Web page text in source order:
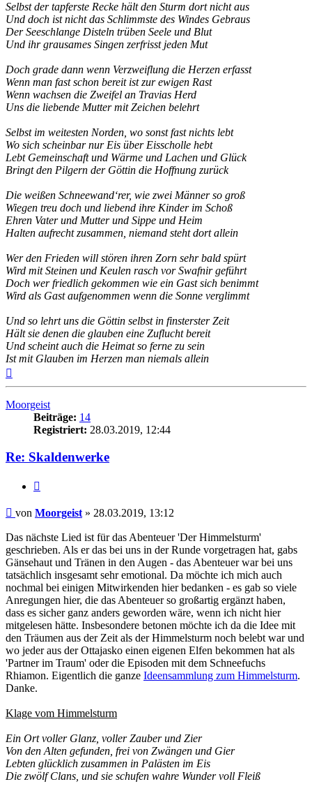
Selbst der tapferste Recke hält den Sturm dort nicht aus
Und doch ist nicht das Schlimmste des Windes Gebraus
Der Seeschlange Disteln trüben Seele und Blut
Und ihr grausames Singen zerfrisst jeden Mut
Doch grade dann wenn Verzweiflung die Herzen erfasst
Wenn man fast schon bereit ist zur ewigen Rast
Wenn wachsen die Zweifel an Travias Herd
Uns die liebende Mutter mit Zeichen belehrt
Selbst im weitesten Norden, wo sonst fast nichts lebt
Wo sich scheinbar nur Eis über Eisscholle hebt
Lebt Gemeinschaft und Wärme und Lachen und Glück
Bringt den Pilgern der Göttin die Hoffnung zurück
Die weißen Schneewand‘rer, wie zwei Männer so groß
Wiegen treu doch und liebend ihre Kinder im Schoß
Ehren Vater und Mutter und Sippe und Heim
Halten aufrecht zusammen, niemand steht dort allein
Wer den Frieden will stören ihren Zorn sehr bald spürt
Wird mit Steinen und Keulen rasch vor Swafnir geführt
Doch wer friedlich gekommen wie ein Gast sich benimmt
Wird als Gast aufgenommen wenn die Sonne verglimmt
Und so lehrt uns die Göttin selbst in finsterster Zeit
Hält sie denen die glauben eine Zuflucht bereit
Und scheint auch die Heimat so ferne zu sein
Ist mit Glauben im Herzen man niemals allein
Moorgeist
Beiträge: 14
Registriert: 28.03.2019, 12:44
Re: Skaldenwerke
Beitrag
von Moorgeist » 28.03.2019, 13:12
Das nächste Lied ist für das Abenteuer 'Der Himmelsturm'
geschrieben. Als er das bei uns in der Runde vorgetragen hat, gabs
Gänsehaut und Tränen in den Augen - das Abenteuer war bei uns
tatsächlich insgesamt sehr emotional. Da möchte ich mich auch
nochmal bei einigen Mitwirkenden hier bedanken - es gab so viele
Anregungen hier, die das Abenteuer so großartig ergänzt haben,
dass es sicher ganz anders geworden wäre, wenn ich nicht hier
mitgelesen hätte. Insbesondere betonen möchte ich da die Idee mit
den Träumen aus der Zeit als der Himmelsturm noch belebt war und
wo jeder aus der Ottajasko einen eigenen Elfen bekommen hat als
'Partner im Traum' oder die Episoden mit dem Schneefuchs
Rhiamon. Eigentlich die ganze Ideensammlung zum Himmelsturm.
Danke.
Klage vom Himmelsturm
Ein Ort voller Glanz, voller Zauber und Zier
Von den Alten gefunden, frei von Zwängen und Gier
Lebten glücklich zusammen in Palästen im Eis
Die zwölf Clans, und sie schufen wahre Wunder voll Fleiß